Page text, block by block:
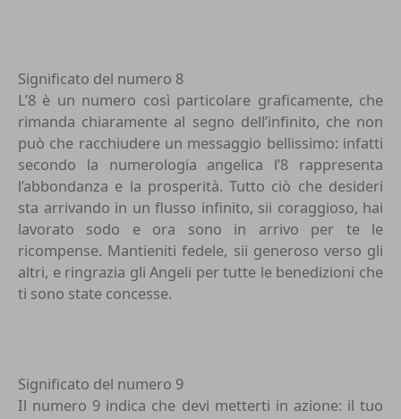
Significato del numero 8
L’8 è un numero così particolare graficamente, che
rimanda chiaramente al segno dell’infinito, che non
può che racchiudere un messaggio bellissimo: infatti
secondo la numerologia angelica l’8 rappresenta
l’abbondanza e la prosperità. Tutto ciò che desideri
sta arrivando in un flusso infinito, sii coraggioso, hai
lavorato sodo e ora sono in arrivo per te le
ricompense. Mantieniti fedele, sii generoso verso gli
altri, e ringrazia gli Angeli per tutte le benedizioni che
ti sono state concesse.
Significato del numero 9
Il numero 9 indica che devi metterti in azione: il tuo